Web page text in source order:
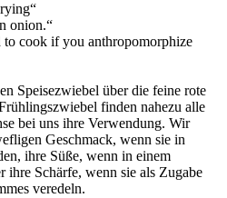
onion.“
to cook if you anthropomorphize
Speisezwiebel über die feine rote
finden nahezu alle
bei uns ihre Verwendung. Wir
Geschmack, wenn sie in
ihre Süße, wenn in einem
ihre Schärfe, wenn sie als Zugabe
veredeln.